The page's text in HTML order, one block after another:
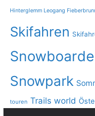
Hinterglemm Leogang
Skifahren
Snowpark
touren Trails world